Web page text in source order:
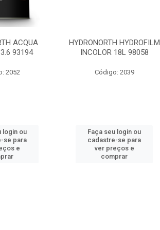
HYDROFILM
98058
2039
login ou
se para
e
HYDRONORTH ACR STAND
RENDE BCO GELO 3.6 8341
Código: 10219
Faça seu login ou
cadastre-se para
ver preços e
comprar